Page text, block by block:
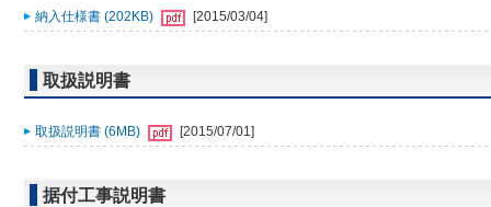
納入仕様書 (202KB) [2015/03/04]
取扱説明書
取扱説明書 (6MB) [2015/07/01]
据付工事説明書